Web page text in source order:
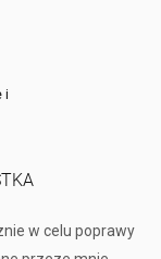
i
w celu poprawy